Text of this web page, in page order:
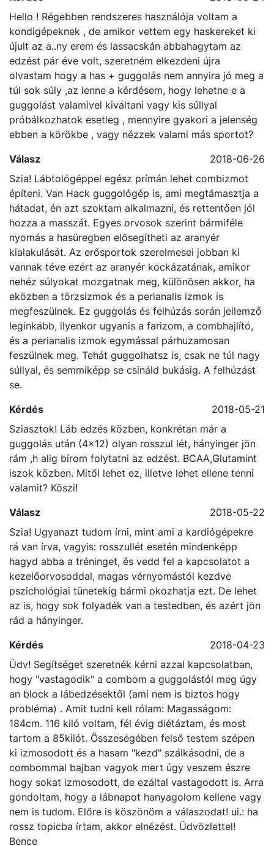
Kérdés
2018-06-24
Hello ! Régebben rendszeres használója voltam a
kondigépeknek , de amikor vettem egy haskereket ki
újult az a..ny erem és lassacskán abbahagytam az
edzést pár éve volt, szeretném elkezdeni újra
olvastam hogy a has + guggolás nem annyira jó meg a
túl sok súly ,az lenne a kérdésem, hogy lehetne e a
guggolást valamivel kiváltani vagy kis súllyal
próbálkozhatok esetleg , mennyire gyakori a jelenség
Válasz
2018-06-26
Szia! Lábtológéppel egész prímán lehet combizmot
építeni. Van Hack guggológép is, ami megtámasztja a
hátadat, én azt szoktam alkalmazni, és rettentően jól
hozza a masszát. Egyes orvosok szerint bármiféle
nyomás a hasüregben elősegítheti az aranyér
kialakulását. Az erősportok szerelmesei jobban ki
vannak téve ezért az aranyér kockázatának, amikor
nehéz súlyokat mozgatnak meg, különösen akkor, ha
eközben a törzsizmok és a perianalis izmok is
megfeszülnek. Ez guggolás és felhúzás során jellemző
leginkább, ilyenkor ugyanis a farizom, a combhajlító,
és a perianalis izmok egymással párhuzamosan
feszülnek meg. Tehát guggolhatsz is, csak ne túl nagy
súllyal, és semmiképp se csináld bukásig. A felhúzást
Kérdés
2018-05-21
Sziasztok! Láb edzés közben, konkrétan már a
guggolás után (4x12) olyan rosszul lét, hányinger jön
rám ,h alig bírom folytatni az edzést. BCAA,Glutamint
iszok közben. Mitől lehet ez, illetve lehet ellene tenni
Válasz
2018-05-22
Szia! Ugyanazt tudom írni, mint ami a kardiógépekre
rá van írva, vagyis: rosszullét esetén mindenképp
hagyd abba a tréninget, és vedd fel a kapcsolatot a
kezelőorvosoddal, magas vérnyomástól kezdve
pszichológiai tünetekig bármi okozhatja ezt. De lehet
az is, hogy sok folyadék van a testedben, és azért jön
Kérdés
2018-04-23
Üdv! Segítséget szeretnék kérni azzal kapcsolatban,
hogy "vastagodik" a combom a guggolástól meg úgy
an block a lábedzésektől (ami nem is biztos hogy
probléma) . Amit tudni kell rólam: Magasságom:
184cm. 116 kiló voltam, fél évig diétáztam, és most
tartom a 85kilót. Összeségében felső testem szépen
ki izmosodott és a hasam "kezd" szálkásodni, de a
combommal bajban vagyok mert úgy veszem észre
hogy sokat izmosodott, de ezáltal vastagodott is. Arra
gondoltam, hogy a lábnapot hanyagolom kellene vagy
nem is tudom. Előre is köszönöm a válaszodat! ui.: ha
rossz topicba írtam, akkor elnézést. Üdvözlettel!